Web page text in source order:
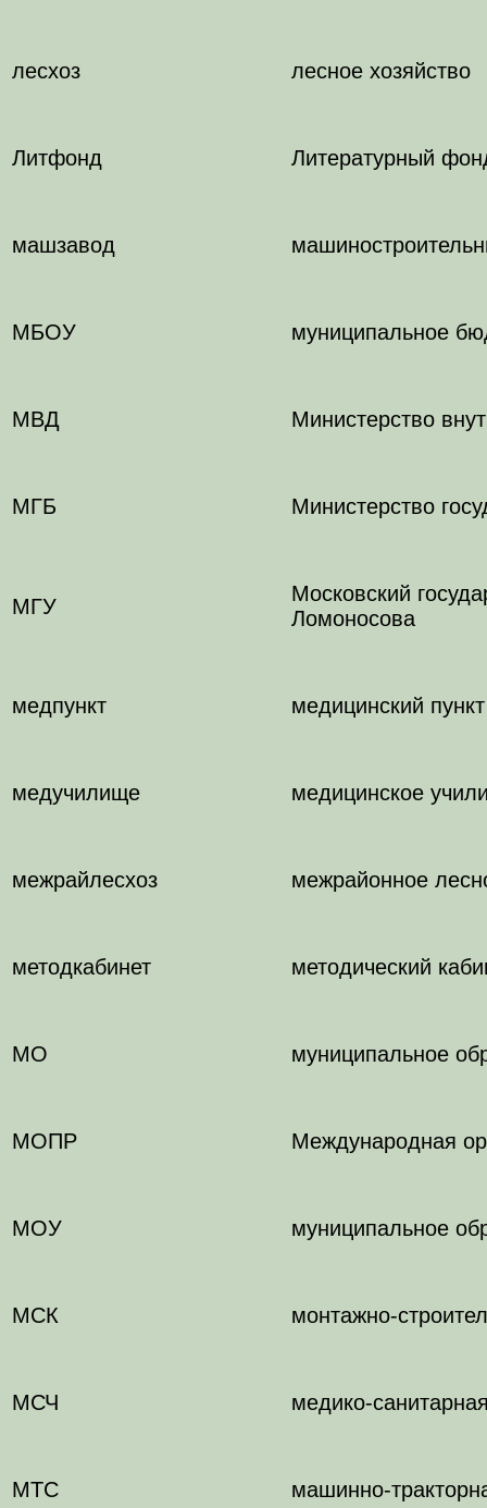
лесхоз лесное хозяйство
Литфонд Литературный
машзавод
МБОУ муниципальное
МВД Министерство
МГБ Министерство
МГУ
Московский
Ломоносова
медпункт медицинский пункт
медучилище медицинское
межрайлесхоз межрайонное
методкабинет методический
МО муниципальное
МОПР Международная
МОУ муниципальное
МСК монтажно-
МСЧ медико-
МТС машинно-